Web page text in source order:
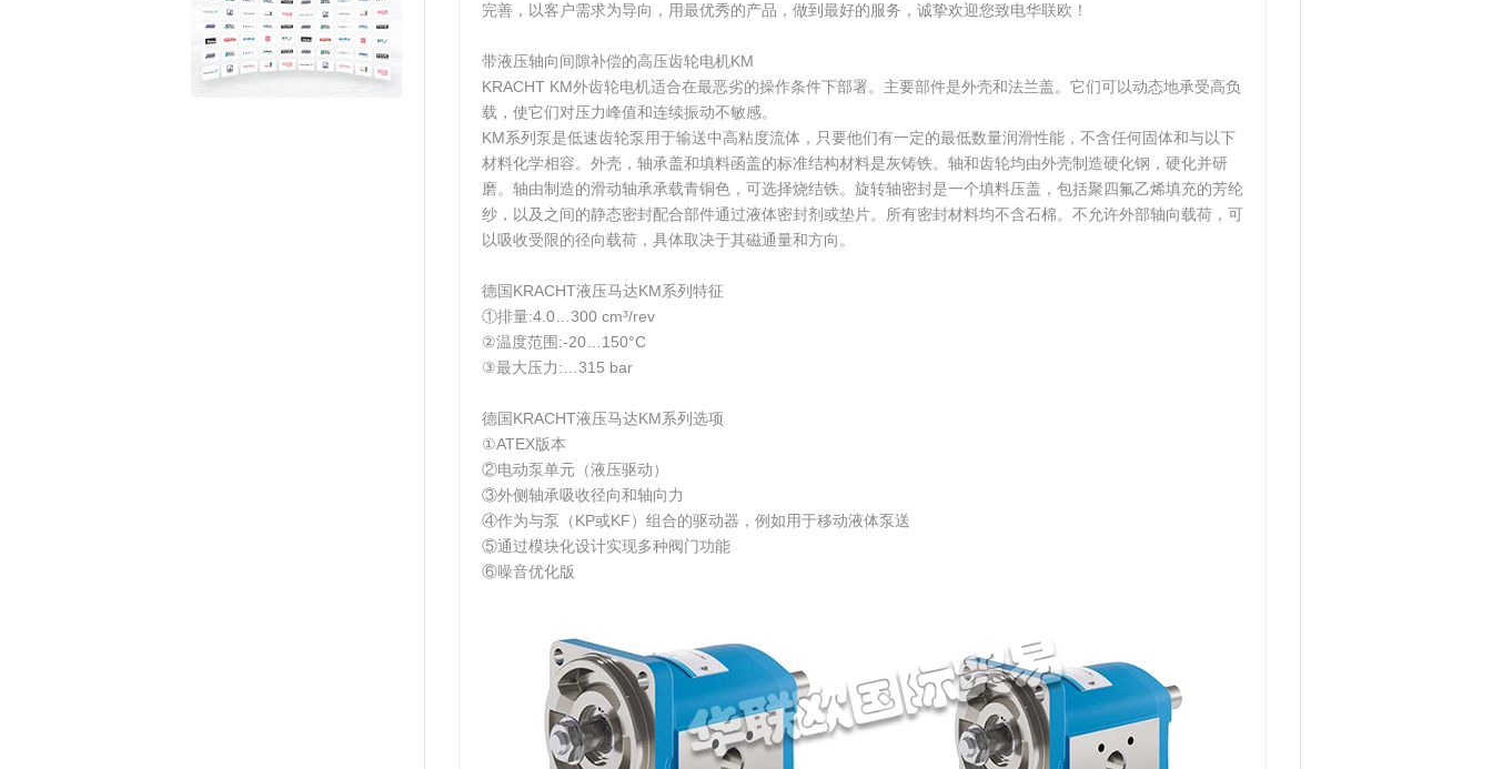
完善，以客户需求为导向，用最优秀的产品，做到最好的服务，诚挚欢迎您致电华联欧！
带液压轴向间隙补偿的高压齿轮电机KM
KRACHT KM外齿轮电机适合在最恶劣的操作条件下部署。主要部件是外壳和法兰盖。它们可以动态地承受高负
载，使它们对压力峰值和连续振动不敏感。
KM系列泵是低速齿轮泵用于输送中高粘度流体，只要他们有一定的最低数量润滑性能，不含任何固体和与以下
材料化学相容。外壳，轴承盖和填料函盖的标准结构材料是灰铸铁。轴和齿轮均由外壳制造硬化钢，硬化并研
磨。轴由制造的滑动轴承承载青铜色，可选择烧结铁。旋转轴密封是一个填料压盖，包括聚四氟乙烯填充的芳纶
纱，以及之间的静态密封配合部件通过液体密封剂或垫片。所有密封材料均不含石棉。不允许外部轴向载荷，可
以吸收受限的径向载荷，具体取决于其磁通量和方向。
德国KRACHT液压马达KM系列特征
①排量:4.0…300 cm³/rev
②温度范围:-20…150°C
③最大压力:…315 bar
德国KRACHT液压马达KM系列选项
①ATEX版本
②电动泵单元（液压驱动）
③外侧轴承吸收径向和轴向力
④作为与泵（KP或KF）组合的驱动器，例如用于移动液体泵送
⑤通过模块化设计实现多种阀门功能
⑥噪音优化版